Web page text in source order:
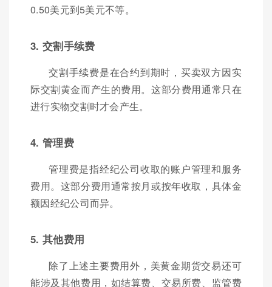
0.50美元到5美元不等。
3. 交割手续费
交割手续费是在合约到期时，买卖双方因实
际交割黄金而产生的费用。这部分费用通常只在
进行实物交割时才会产生。
4. 管理费
管理费是指经纪公司收取的账户管理和服务
费用。这部分费用通常按月或按年收取，具体金
额因经纪公司而异。
5. 其他费用
除了上述主要费用外，美黄金期货交易还可
能涉及其他费用，如结算费、交易所费、监管费